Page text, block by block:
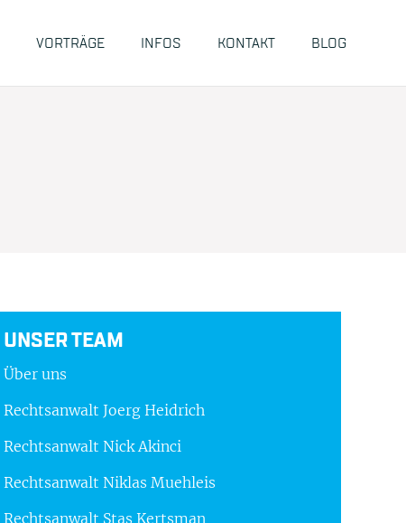
VORTRÄGE INFOS KONTAKT BLOG
UNSER TEAM
Über uns
Rechtsanwalt Joerg Heidrich
Rechtsanwalt Nick Akinci
Rechtsanwalt Niklas Muehleis
Rechtsanwalt Stas Kertsman